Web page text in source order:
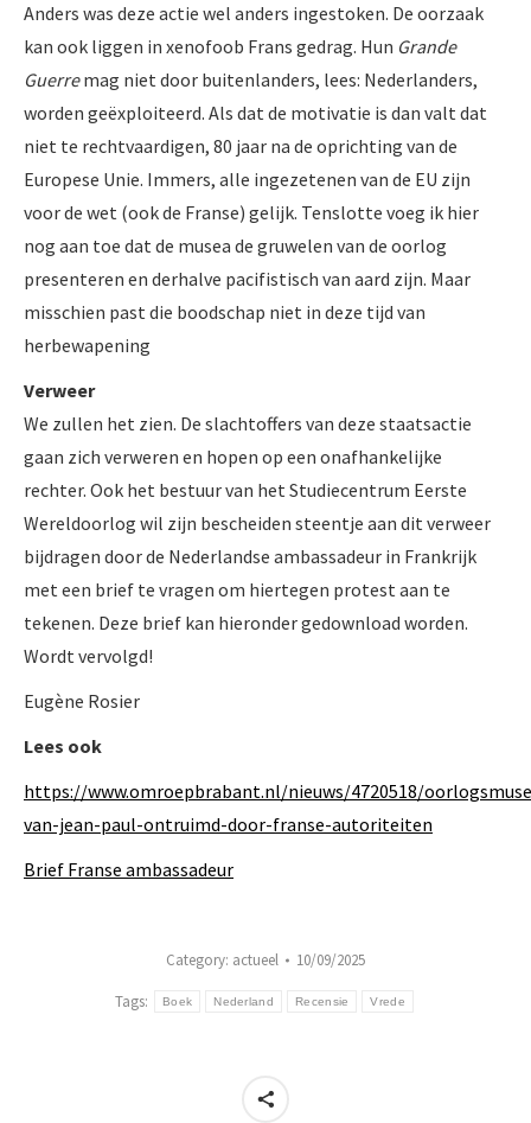
Anders was deze actie wel anders ingestoken. De oorzaak
kan ook liggen in xenofoob Frans gedrag. Hun Grande
Guerremag niet door buitenlanders, lees: Nederlanders,
worden geëxploiteerd. Als dat de motivatie is dan valt dat
niet te rechtvaardigen, 80 jaar na de oprichting van de
Europese Unie. Immers, alle ingezetenen van de EU zijn
voor de wet (ook de Franse) gelijk. Tenslotte voeg ik hier
nog aan toe dat de musea de gruwelen van de oorlog
presenteren en derhalve pacifistisch van aard zijn. Maar
misschien past die boodschap niet in deze tijd van
herbewapening
Verweer
We zullen het zien. De slachtoffers van deze staatsactie
gaan zich verweren en hopen op een onafhankelijke
rechter. Ook het bestuur van het Studiecentrum Eerste
Wereldoorlog wil zijn bescheiden steentje aan dit verweer
bijdragen door de Nederlandse ambassadeur in Frankrijk
met een brief te vragen om hiertegen protest aan te
tekenen. Deze brief kan hieronder gedownload worden.
Wordt vervolgd!
Eugène Rosier
Lees ook
https://www.omroepbrabant.nl/nieuws/4720518/
van-jean-paul-ontruimd-door-franse-autoriteiten
Brief Franse ambassadeur
Category: actueel 10/09/2025
Tags: Boek Nederland Recensie Vrede